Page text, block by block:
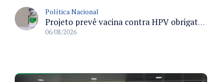
Política Nacional
Projeto prevê vacina contra HPV obrigatória e testes moleculares para rastreamento do câncer do colo do útero
06/08/2026